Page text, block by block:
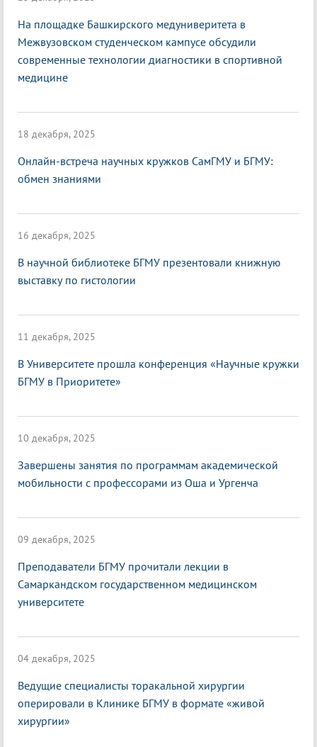
На площадке Башкирского медуниверитета в
Межвузовском студенческом кампусе обсудили
современные технологии диагностики в спортивной
медицине
18 декабря, 2025
Онлайн-встреча научных кружков СамГМУ и БГМУ:
обмен знаниями
16 декабря, 2025
В научной библиотеке БГМУ презентовали книжную
выставку по гистологии
11 декабря, 2025
В Университете прошла конференция «Научные кружки
БГМУ в Приоритете»
10 декабря, 2025
Завершены занятия по программам академической
мобильности с профессорами из Оша и Ургенча
09 декабря, 2025
Преподаватели БГМУ прочитали лекции в
Самаркандском государственном медицинском
университете
04 декабря, 2025
Ведущие специалисты торакальной хирургии
оперировали в Клинике БГМУ в формате «живой
хирургии»